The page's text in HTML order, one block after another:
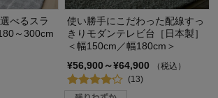
べるスラ
～300cm
使い勝手にこだわった配線すっ
きりモダンテレビ台［日本製］
＜幅150cm／幅180cm＞
¥56,900～¥64,900
（税込）
(13)